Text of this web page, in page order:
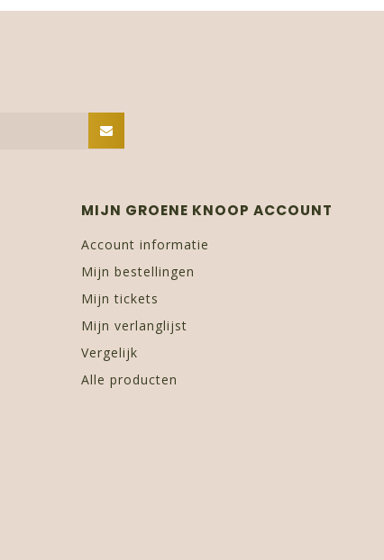
MIJN GROENE KNOOP ACCOUNT
Account informatie
Mijn bestellingen
Mijn tickets
Mijn verlanglijst
Vergelijk
Alle producten